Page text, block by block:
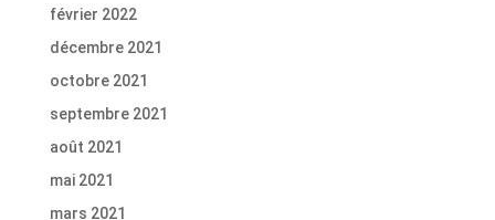
février 2022
décembre 2021
octobre 2021
septembre 2021
août 2021
mai 2021
mars 2021